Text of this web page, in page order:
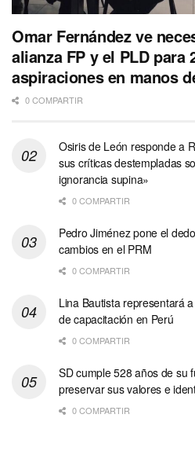
Omar Fernández ve
alianza FP y el PLD para
aspiraciones en manos
0 COMPARTIR
Osiris de León responde a
sus críticas destempladas
ignorancia supina»
0 COMPARTIR
Pedro Jiménez pone el
cambios en el PRM
0 COMPARTIR
Lina Bautista representará
de capacitación en Perú
0 COMPARTIR
SD cumple 528 años de su
preservar sus valores e
0 COMPARTIR